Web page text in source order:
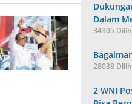
Dalam
34305
28038
2 WNI